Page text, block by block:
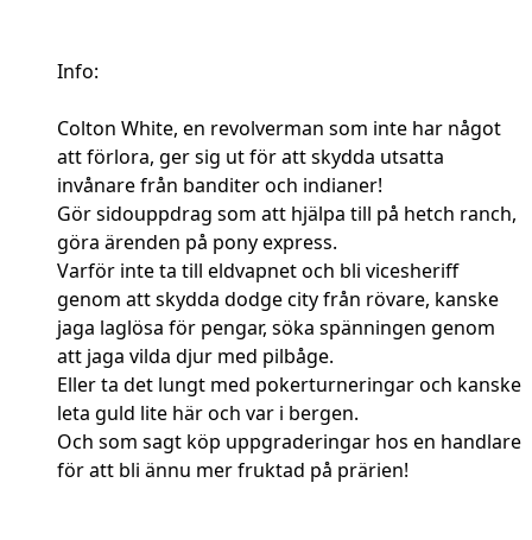
Info:
Colton White, en revolverman som inte har något
att förlora, ger sig ut för att skydda utsatta
invånare från banditer och indianer!
Gör sidouppdrag som att hjälpa till på hetch ranch,
göra ärenden på pony express.
Varför inte ta till eldvapnet och bli vicesheriff
genom att skydda dodge city från rövare, kanske
jaga laglösa för pengar, söka spänningen genom
att jaga vilda djur med pilbåge.
Eller ta det lungt med pokerturneringar och kanske
leta guld lite här och var i bergen.
Och som sagt köp uppgraderingar hos en handlare
för att bli ännu mer fruktad på prärien!